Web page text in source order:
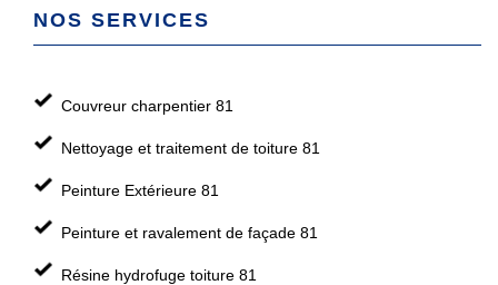
NOS SERVICES
Couvreur charpentier 81
Nettoyage et traitement de toiture 81
Peinture Extérieure 81
Peinture et ravalement de façade 81
Résine hydrofuge toiture 81